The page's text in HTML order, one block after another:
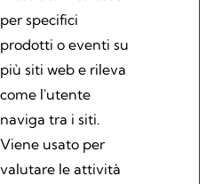
per specifici
prodotti o eventi su
più siti web e rileva
come l'utente
naviga tra i siti.
Viene usato per
valutare le attività